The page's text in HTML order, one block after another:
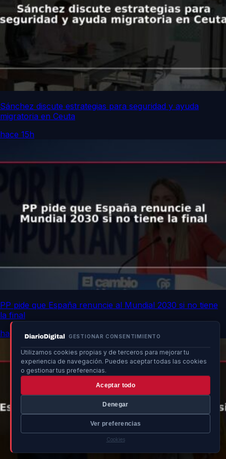
GESTIONAR CONSENTIMIENTO
Utilizamos cookies propias y de terceros para mejorar tu
experiencia de navegación. Puedes aceptar todas las cookies
o gestionar tus preferencias.
Aceptar todo
Denegar
Ver preferencias
Cookies
Sánchez discute estrategias para seguridad y ayuda
migratoria en Ceuta
hace 15h
PP pide que España renuncie al Mundial 2030 si no tiene
la final
hace 15h